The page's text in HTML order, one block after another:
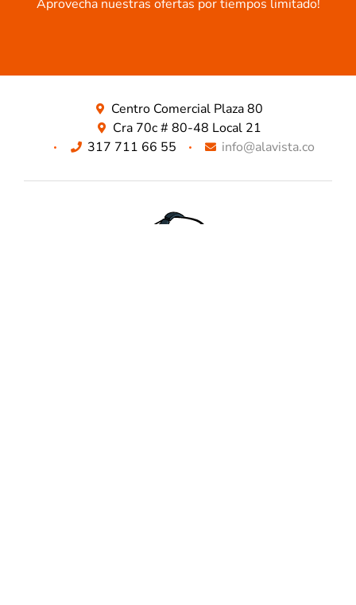
Aprovecha nuestras ofertas por tiempos limitado!​
Centro Comercial Plaza 80
Cra 70c # 80-48 Local 21
317 711 66 55
info@alavista.co